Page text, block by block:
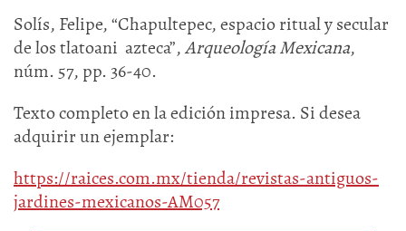
Solís, Felipe, “Chapultepec, espacio ritual y secular
de los tlatoani azteca”,Arqueología Mexicana,
núm. 57, pp. 36-40.
Texto completo en la edición impresa. Si desea
adquirir un ejemplar:
https://raices.com.mx/tienda/revistas-antiguos-
jardines-mexicanos-AM057